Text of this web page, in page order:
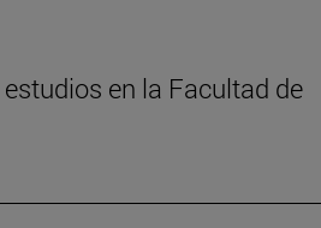
en la Facultad de